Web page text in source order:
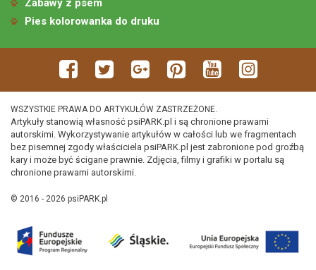
Pies kolorowanka do druku
WSZYSTKIE PRAWA DO ARTYKUŁÓW ZASTRZEŻONE.
Artykuły stanowią własność psiPARK.pl i są chronione prawami
autorskimi. Wykorzystywanie artykułów w całości lub we fragmentach
bez pisemnej zgody właściciela psiPARK.pl jest zabronione pod groźbą
kary i może być ścigane prawnie. Zdjęcia, filmy i grafiki w portalu są
chronione prawami autorskimi.
© 2016 - 2026 psiPARK.pl